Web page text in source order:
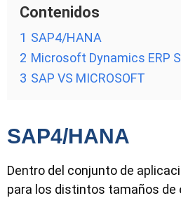
Contenidos
1 SAP4/HANA
2 Microsoft Dynamics ERP
3 SAP VS MICROSOFT
SAP4/HANA
Dentro del conjunto de
para los distintos tamaños de